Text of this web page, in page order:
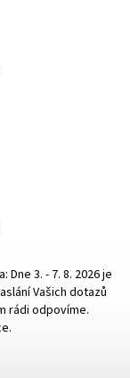
Dne 3. - 7. 8. 2026 je
Vašich dotazů
rádi odpovíme.